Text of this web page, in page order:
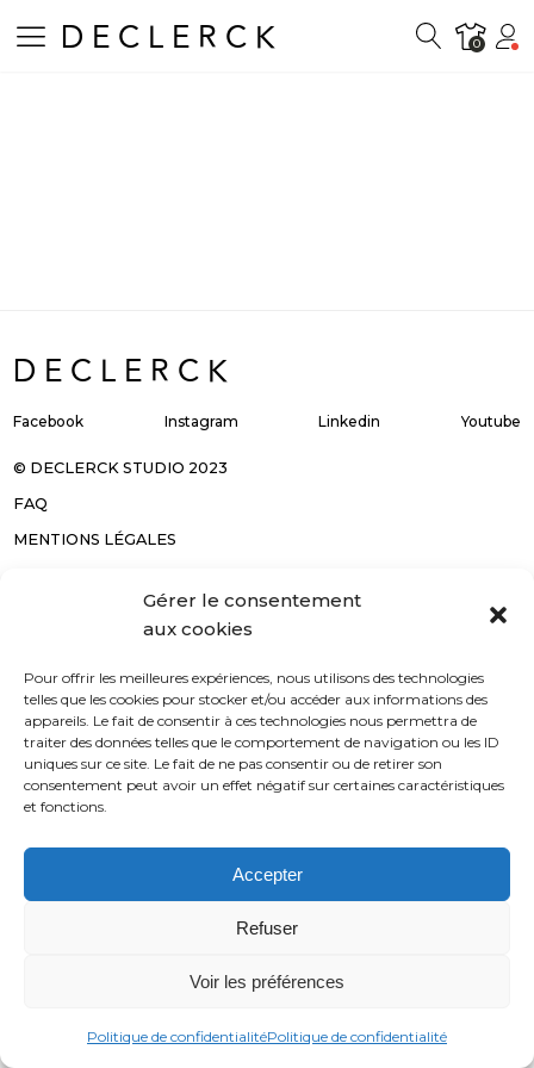
Gérer le consentement
aux cookies
Pour offrir les meilleures expériences, nous utilisons des technologies
telles que les cookies pour stocker et/ou accéder aux informations des
appareils. Le fait de consentir à ces technologies nous permettra de
traiter des données telles que le comportement de navigation ou les ID
uniques sur ce site. Le fait de ne pas consentir ou de retirer son
consentement peut avoir un effet négatif sur certaines caractéristiques
et fonctions.
Accepter
Refuser
Voir les préférences
Politique de confidentialitéPolitique de confidentialité
DECLERCK 0
DECLERCK
© DECLERCK STUDIO 2023
FAQ
MENTIONS LÉGALES
CONFIDENTIALITÉ
Facebook Instagram Linkedin Youtube